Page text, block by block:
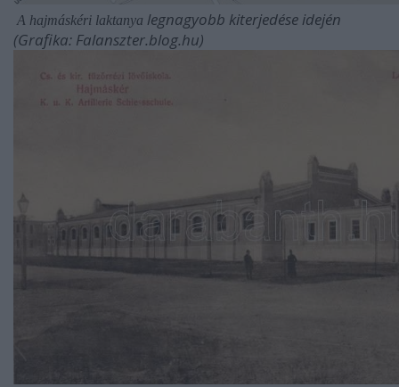
A hajmáskéri laktanya legnagyobb kiterjedése idején
(Grafika: Falanszter.blog.hu)